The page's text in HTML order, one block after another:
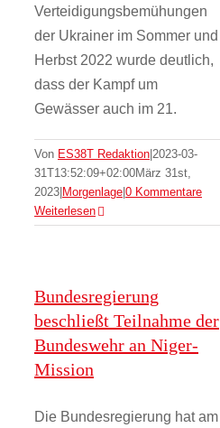
Verteidigungsbemühungen
der Ukrainer im Sommer und
Herbst 2022 wurde deutlich,
dass der Kampf um
Gewässer auch im 21.
Von ES38T Redaktion 2023-03-
31T13:52:09+02:00März 31st,
2023 Morgenlage 0 Kommentare
Weiterlesen
Bundesregierung
beschließt Teilnahme der
Bundeswehr an Niger-
Mission
Die Bundesregierung hat am